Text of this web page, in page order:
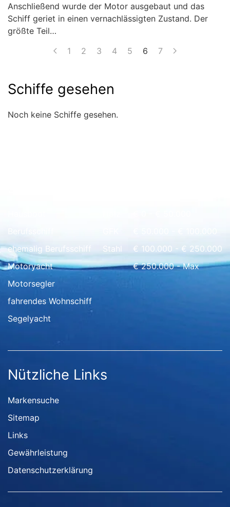
Anschließend wurde der Motor ausgebaut und das
Schiff geriet in einen vernachlässigten Zustand. Der
größte Teil…
1
2 3 4 5 6 7
Schiffe gesehen
Noch keine Schiffe gesehen.
ehemalig Berufsschiff
Motoryacht
Motorsegler
fahrendes Wohnschiff
Segelyacht
Stahl
€ 100.000 - € 250.000
€ 250.000 - Max
Nützliche Links
Markensuche
Sitemap
Links
Gewährleistung
Datenschutzerklärung